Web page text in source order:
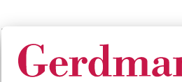
grundsektion